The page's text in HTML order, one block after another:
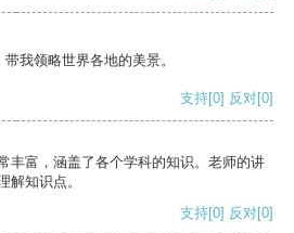
我领略世界各地的美景。
支持[0] 反对[0]
丰富，涵盖了各个学科的知识。老师的讲
解知识点。
支持[0] 反对[0]